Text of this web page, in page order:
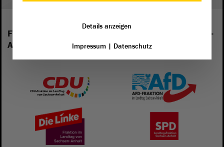
Folgende Fraktionen sind im Landtag von Sachsen-
Anhalt vertreten:
Details anzeigen
Impressum| Datenschutz